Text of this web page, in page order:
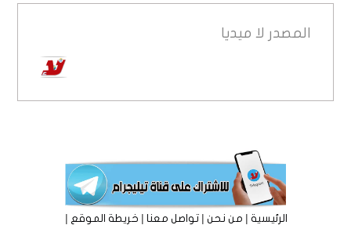
المصدر لا ميديا
الرئيسية|من نحن|تواصل معنا|خريطة الموقع |